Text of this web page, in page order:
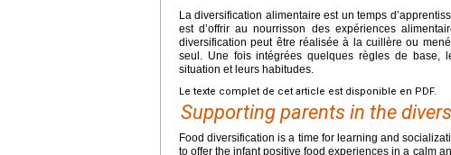
La diversification alimentaire est un temps
est d’offrir au nourrisson des expériences
diversification peut être réalisée à la cuillère ou
seul. Une fois intégrées quelques règles de base,
situation et leurs habitudes.
Le texte complet de cet article est disponible en PDF.
Supporting parents in the
Food diversification is a time for learning and
to offer the infant positive food experiences in a calm